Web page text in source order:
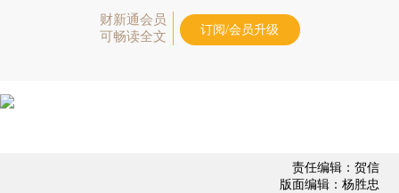
财新通会员
可畅读全文
订阅/会员升级
责任编辑：贺信
版面编辑：杨胜忠